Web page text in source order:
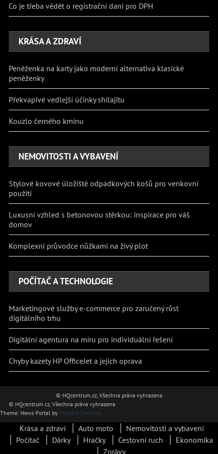
Co je třeba vědět o registrační dani pro DPH
KRÁSA A ZDRAVÍ
Peněženka na karty jako moderní alternativa klasické
peněženky
Překvapivé vedlejší účinky shilajitu
Kouzlo černého kmínu
NEMOVITOSTI A VYBAVENÍ
Stylové kovové úložiště odpadkových košů pro venkovní
použití
Luxusní vzhled s betonovou stěrkou: inspirace pro váš
domov
Komplexní průvodce nůžkami na živý plot
POČÍTAČ A TECHNOLOGIE
Marketingové služby e-commerce pro zaručený růst
digitálního trhu
Digitální agentura na míru pro individuální řešení
Chyby kazety HP OfficeJet a jejich oprava
© HQcentrum.cz, Všechna práva vyhrazena
© HQcentrum.cz, Všechna práva vyhrazena
Theme: News Portal by Mystery Themes
Krása a zdraví Auto moto
Nemovitosti a vybavení
Počítač
Dárky Hračky Cestovní ruch
Ekonomika
Zprávy